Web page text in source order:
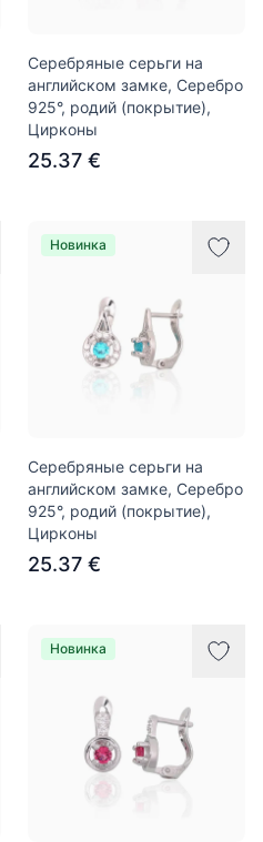
Серебряные серьги на
английском замке, Серебро
925°, родий (покрытие),
Цирконы
25.37 €
Новинка
Серебряные серьги на
английском замке, Серебро
925°, родий (покрытие),
Цирконы
25.37 €
Новинка